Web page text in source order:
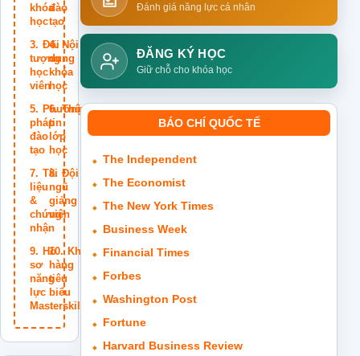
khóa
học
đào
tạo
Đối
tượng
học
viên
Nội
dung
khóa
học
Phương
pháp
đào
tạo
Thông
tin
lớp
học
Tài
liệu
&
chứng
nhận
Đội
ngũ
giảng
viên
Hồ
sơ
năng
lực
Masterskills
Khách
hàng
tiêu
biểu
Đánh giá năng lực cá nhân
ĐĂNG KÝ HỌC
Giữ chỗ cho khóa học
BÁO CHÍ QUỐC TẾ
The Independent
The Economist
The New York Times
Business Week
Financial Times
Forbes
Washington Post
Fortune
Harvard Business Review